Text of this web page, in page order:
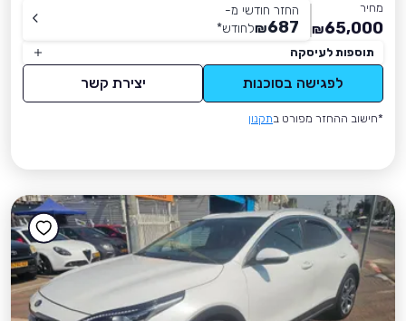
מחיר
65,000
₪
החזר חודשי מ-
687
₪לחודש*
תוספות לעיסקה
לפגישה בסוכנות יצירת קשר
*חישוב ההחזר מפורט בתקנון